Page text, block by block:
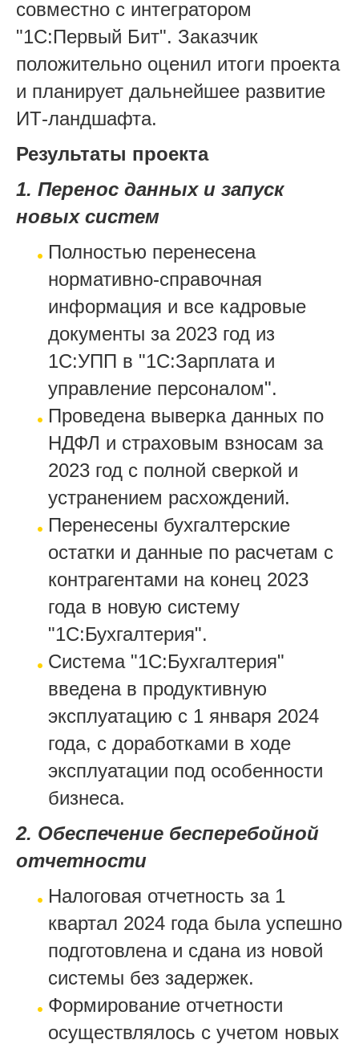
совместно с интегратором
"1С:Первый Бит". Заказчик
положительно оценил итоги проекта
и планирует дальнейшее развитие
ИТ-ландшафта.
Результаты проекта
1. Перенос данных и запуск
новых систем
Полностью перенесена
нормативно-справочная
информация и все кадровые
документы за 2023 год из
1С:УПП в "1С:Зарплата и
управление персоналом".
Проведена выверка данных по
НДФЛ и страховым взносам за
2023 год с полной сверкой и
устранением расхождений.
Перенесены бухгалтерские
остатки и данные по расчетам с
контрагентами на конец 2023
года в новую систему
"1С:Бухгалтерия".
Система "1С:Бухгалтерия"
введена в продуктивную
эксплуатацию с 1 января 2024
года, с доработками в ходе
эксплуатации под особенности
бизнеса.
2. Обеспечение бесперебойной
отчетности
Налоговая отчетность за 1
квартал 2024 года была успешно
подготовлена и сдана из новой
системы без задержек.
Формирование отчетности
осуществлялось с учетом новых